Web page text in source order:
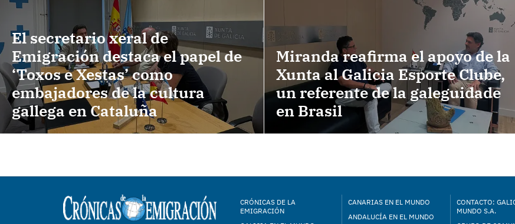
El secretario xeral de
Emigración destaca el papel de
‘Toxos e Xestas’ como
embajadores de la cultura
gallega en Cataluña
Miranda reafirma el apoyo de la
Xunta al Galicia Esporte Clube,
un referente de la galeguidade
en Brasil
CRÓNICAS DE LA
EMIGRACIÓN
CANARIAS EN EL MUNDO
ANDALUCÍA EN EL MUNDO
CONTACTO:
MUNDO S.A.